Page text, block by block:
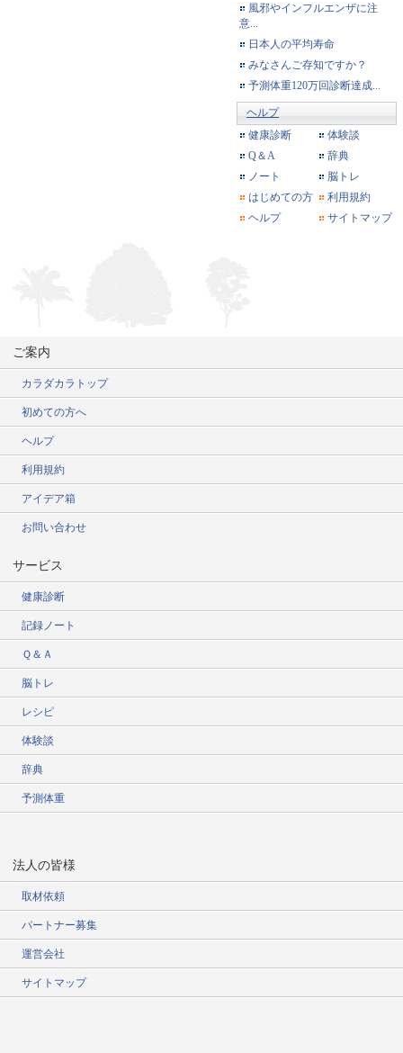
風邪やインフルエンザに注
意...
日本人の平均寿命
みなさんご存知ですか？
予測体重120万回診断達成...
ヘルプ
健康診断
体験談
Q＆A
辞典
ノート
脳トレ
はじめての方
利用規約
ヘルプ
サイトマップ
ご案内
カラダカラトップ
初めての方へ
ヘルプ
利用規約
アイデア箱
お問い合わせ
サービス
健康診断
記録ノート
Ｑ＆Ａ
脳トレ
レシピ
体験談
辞典
予測体重
法人の皆様
取材依頼
パートナー募集
運営会社
サイトマップ